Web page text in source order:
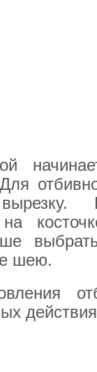
на
шею.